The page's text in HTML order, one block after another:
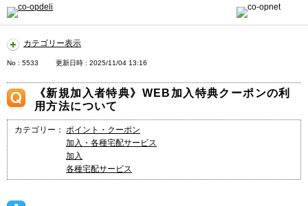
カテゴリー表示
No : 5533 更新日時 : 2025/11/04 13:16
《新規加入者特典》WEB加入特典クーポンの利
用方法について
カテゴリー： ポイント・クーポン
加入・各種宅配サービス
加入
各種宅配サービス